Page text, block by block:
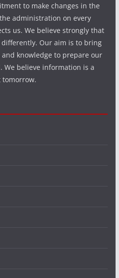
to make changes in the
administration on every
us. We believe strongly that
Our aim is to bring
knowledge to prepare our
We believe information is a